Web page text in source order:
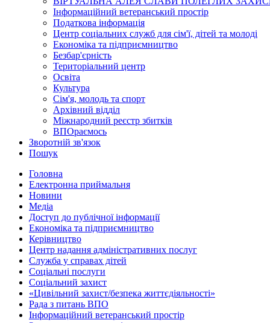
Інформаційний ветеранський простір
Податкова інформація
Центр соціальних служб для сім'ї, дітей та молоді
Економіка та підприємництво
Безбар'єрність
Територіальний центр
Освіта
Культура
Сім'я, молодь та спорт
Архівний відділ
Міжнародний реєстр збитків
ВПОраємось
Зворотній зв'язок
Пошук
Головна
Електронна приймальня
Новини
Медіа
Доступ до публічної інформації
Економіка та підприємництво
Керівництво
Центр надання адміністративних послуг
Служба у справах дітей
Соціальні послуги
Соціальний захист
«Цивільний захист/безпека життєдіяльності»
Рада з питань ВПО
Інформаційний ветеранський простір